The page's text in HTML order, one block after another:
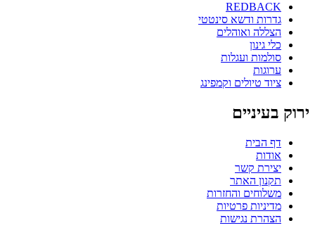
REDBACK
גדרות ודשא סינטטי
הצללה ואוהלים
כלי גינון
סולמות ועגלות
ערוגות
ציוד טיולים וקמפינג
ירוק בעיניים
דף הבית
אודות
יצירת קשר
תקנון האתר
משלוחים והחזרות
מדיניות פרטיות
הצהרת נגישות